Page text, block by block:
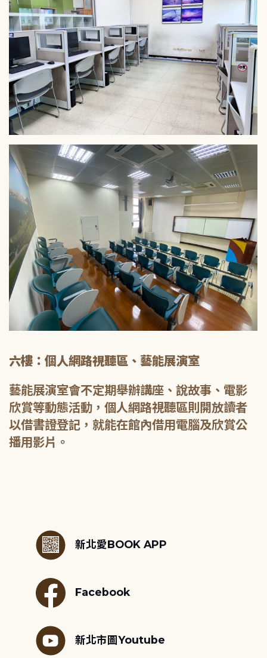
六樓：個人網路視聽區、藝能展演室
藝能展演室會不定期舉辦講座、說故事、電影
欣賞等動態活動，個人網路視聽區則開放讀者
以借書證登記，就能在館內借用電腦及欣賞公
播用影片。
新北愛BOOK APP
Facebook
新北市圖Youtube